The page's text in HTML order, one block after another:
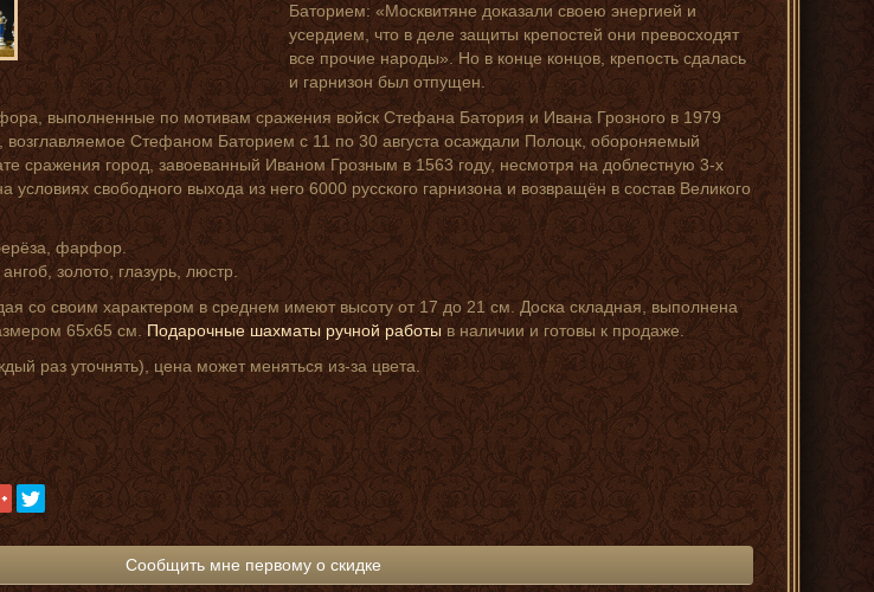
Баторием: «Москвитяне доказали своею энергией и
усердием, что в деле защиты крепостей они превосходят
все прочие народы». Но в конце концов, крепость сдалась
и гарнизон был отпущен.
выполненные по мотивам сражения войск Стефана Батория и Ивана Грозного в 1979
возглавляемое Стефаном Баторием с 11 по 30 августа осаждали Полоцк, обороняемый
сражения город, завоеванный Иваном Грозным в 1563 году, несмотря на доблестную 3-х
свободного выхода из него 6000 русского гарнизона и возвращён в состав Великого
фарфор.
золото, глазурь, люстр.
со своим характером в среднем имеют высоту от 17 до 21 см. Доска складная, выполнена
65х65 см.Подарочные шахматы ручной работыв наличии и готовы к продаже.
раз уточнять), цена может меняться из-за цвета.
Сообщить мне первому о скидке